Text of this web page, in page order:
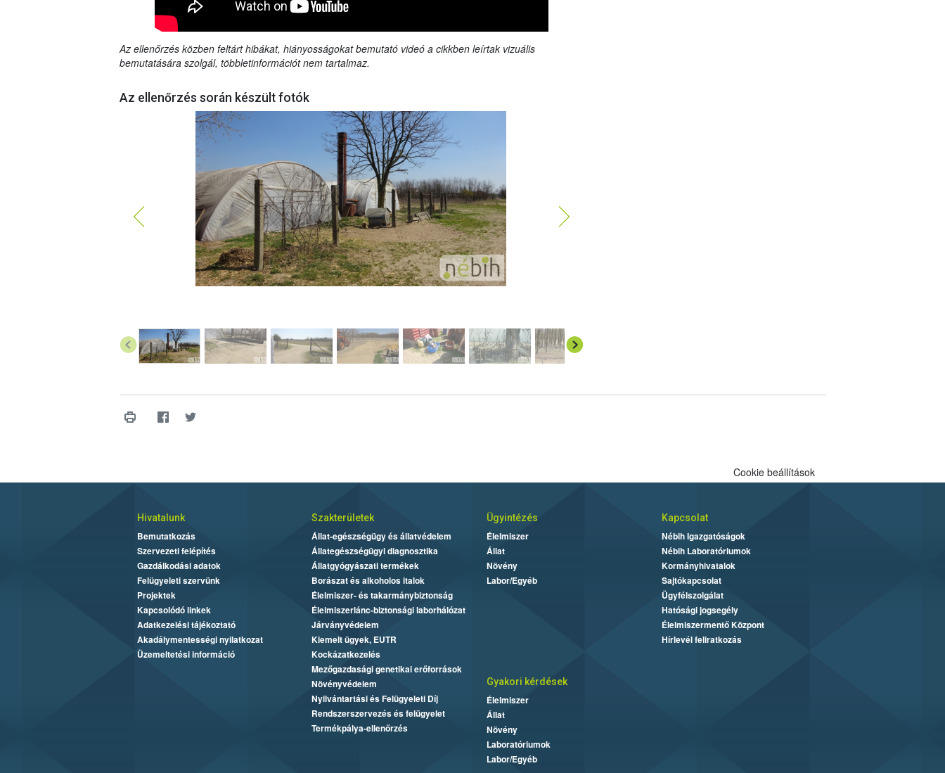
Az ellenőrzés közben feltárt hibákat, hiányosságokat bemutató videó a cikkben leírtak vizuális
bemutatására szolgál, többletinformációt nem tartalmaz.
Az ellenőrzés során készült fotók
Cookie beállítások
Hivatalunk
Bemutatkozás
Szervezeti felépítés
Gazdálkodási adatok
Felügyeleti szervünk
Projektek
Kapcsolódó linkek
Adatkezelési tájékoztató
Akadálymentességi nyilatkozat
Üzemeltetési információ
Szakterületek
Állat-egészségügy és állatvédelem
Állategészségügyi diagnosztika
Állatgyógyászati termékek
Borászat és alkoholos italok
Élelmiszer- és takarmánybiztonság
Élelmiszerlánc-biztonsági laborhálózat
Járványvédelem
Kiemelt ügyek, EUTR
Kockázatkezelés
Mezőgazdasági genetikai erőforrások
Növényvédelem
Nyilvántartási és Felügyeleti Díj
Rendszerszervezés és felügyelet
Termékpálya-ellenőrzés
Ügyintézés
Élelmiszer
Állat
Növény
Labor/Egyéb
Kapcsolat
Nébih Igazgatóságok
Nébih Laboratóriumok
Kormányhivatalok
Sajtókapcsolat
Ügyfélszolgálat
Hatósági jogsegély
Élelmiszermentő Központ
Hírlevél feliratkozás
Gyakori kérdések
Élelmiszer
Állat
Növény
Laboratóriumok
Labor/Egyéb